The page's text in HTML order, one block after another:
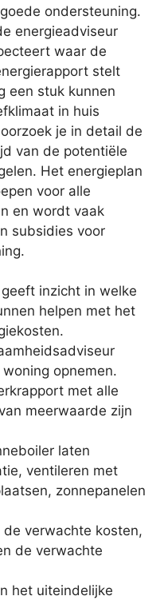
ondersteuning.
energieadviseur
waar de
stelt
een stuk kunnen
in huis
je in detail de
van de potentiële
Het energieplan
voor alle
en wordt vaak
subsidies voor
inzicht in welke
helpen met het
opnemen.
met alle
meerwaarde zijn
laten
ventileren met
zonnepanelen
verwachte kosten,
de verwachte
het uiteindelijke